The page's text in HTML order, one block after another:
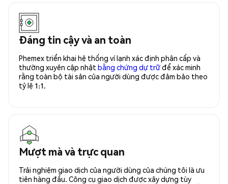
Đáng tin cậy và an toàn
Phemex triển khai hệ thống ví lạnh xác định phân cấp và
thường xuyên cập nhật bằng chứng dự trữđể xác minh
rằng toàn bộ tài sản của người dùng được đảm bảo theo
tỷ lệ 1:1.
Mượt mà và trực quan
Trải nghiệm giao dịch của người dùng của chúng tôi là ưu
tiên hàng đầu. Công cụ giao dịch được xây dựng tùy